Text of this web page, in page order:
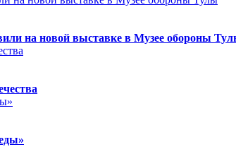
на новой выставке в Музее обороны